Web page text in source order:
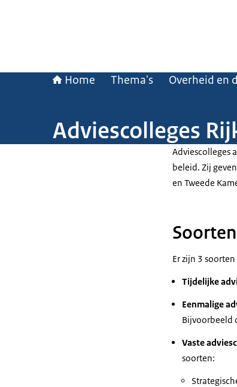
Home Thema's Overheid en
Adviescolleges
Adviescolleges
beleid. Zij
en Tweede
Er zijn 3
Tijdelijke
Eenmalige
Bijvoorbeeld
Vaste
soorten: